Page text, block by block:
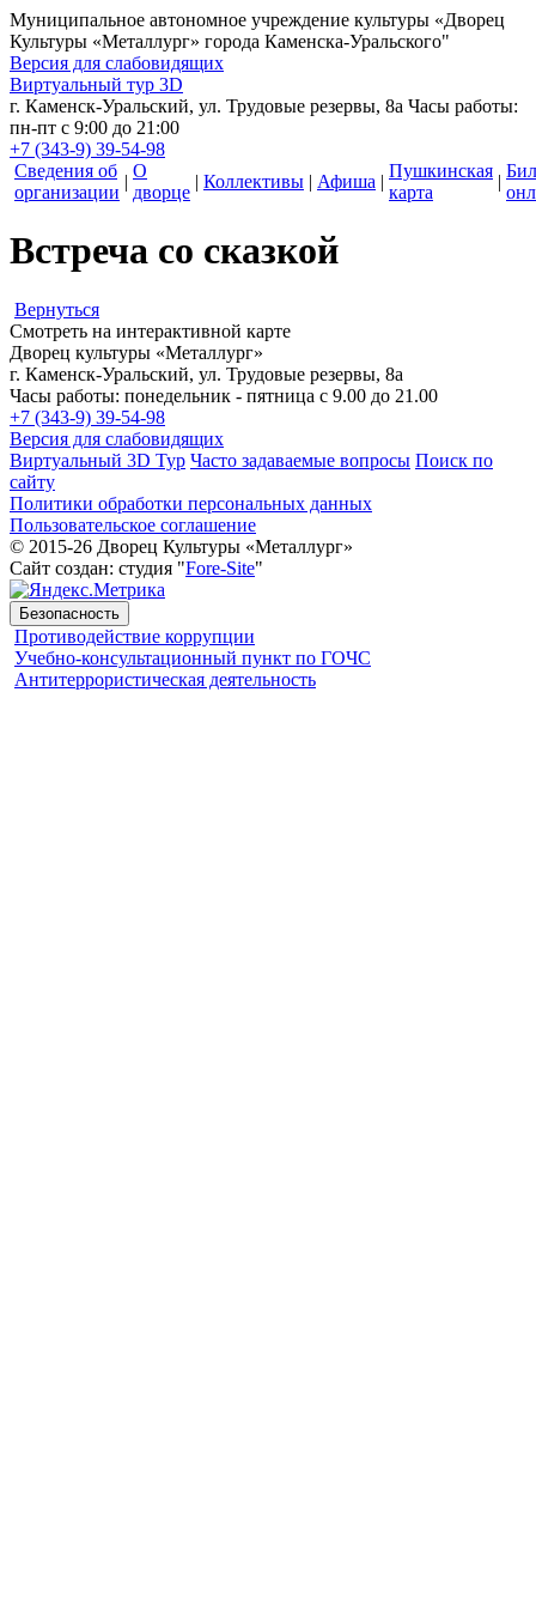
Муниципальное автономное учреждение культуры «Дворец
Культуры «Металлург» города Каменска-Уральского"
Версия для слабовидящих
Виртуальный тур 3D
г. Каменск-Уральский, ул. Трудовые резервы, 8а Часы работы:
пн-пт с 9:00 до 21:00
+7 (343-9) 39-54-98
Сведения об
организации
|
О
дворце
| Коллективы | Афиша |
Пушкинская
карта
|
Встреча со сказкой
Вернуться
Смотреть на интерактивной карте
Дворец культуры «Металлург»
г. Каменск-Уральский, ул. Трудовые резервы, 8а
Часы работы: понедельник - пятница с 9.00 до 21.00
+7 (343-9) 39-54-98
Версия для слабовидящих
Виртуальный 3D Тур Часто задаваемые вопросы Поиск по
сайту
Политики обработки персональных данных
Пользовательское соглашение
© 2015-26 Дворец Культуры «Металлург»
Сайт создан: студия "Fore-Site"
Безопасность
Противодействие коррупции
Учебно-консультационный пункт по ГОЧС
Антитеррористическая деятельность